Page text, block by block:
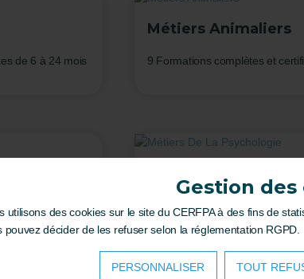
Gestion des
utilisons des cookies sur le site du CERFPA à des fins de
pouvez décider de les refuser selon la réglementation RGPD.
PERSONNALISER TOUT
de 6 à 24 mois
Métiers Animaliers
9 Formations complètes et
de 6 à 24 mois